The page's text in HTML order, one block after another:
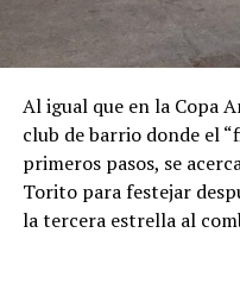
Según relató Carlotto,
identidad en 2004. “El
de quienes lo criaron,
-luego de fallecidos los
Al igual que en la Copa
club de barrio donde el
primeros pasos, se
Torito para festejar
la tercera estrella al